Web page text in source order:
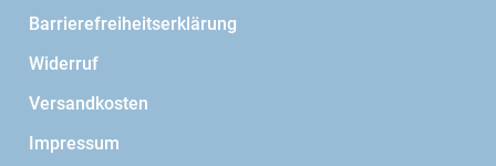
Barrierefreiheitserklärung
Widerruf
Versandkosten
Impressum